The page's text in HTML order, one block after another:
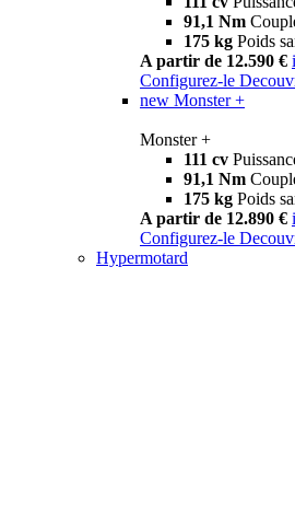
91,1 Nm
175 kg Poids
A partir de 12.590 € i
Configurez-le
new Monster +
Monster +
111 cv
91,1 Nm
175 kg Poids
A partir de 12.890 € i
Configurez-le
Hypermotard